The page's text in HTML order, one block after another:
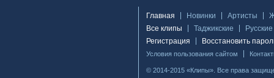
Главная Новинки Артисты
Все клипы
Таджикские
Русские
Регистрация
Восстановить
Условия пользования сайтом
© 2014-2015 «Клипы». Все права